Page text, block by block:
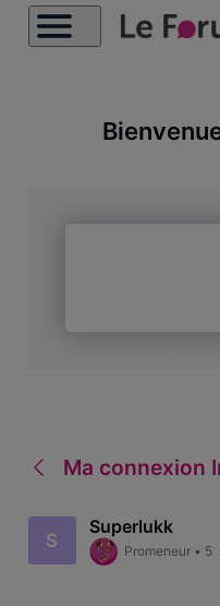
Ma connexion
S
Superlukk
Promeneur • 5